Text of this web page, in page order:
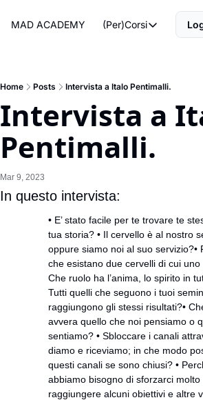
MAD ACADEMY (Per)Corsi
(Per)Corsi
Life
The Reviews
Home Posts Intervista a Italo Pentimalli.
Intervista a
Pentimalli.
Mar 9, 2023
In questo intervista:
• E’ stato facile per te trovare te
tua storia? • Il cervello è al nostro
oppure siamo noi al suo servizio?•
che esistano due cervelli di cui uno
Che ruolo ha l’anima, lo spirito in
Tutti quelli che seguono i tuoi
raggiungono gli stessi risultati?•
avvera quello che noi pensiamo o
sentiamo? • Sbloccare i canali
diamo e riceviamo; in che modo
questi canali se sono chiusi? •
abbiamo bisogno di sforzarci molto
raggiungere alcuni obiettivi e altre